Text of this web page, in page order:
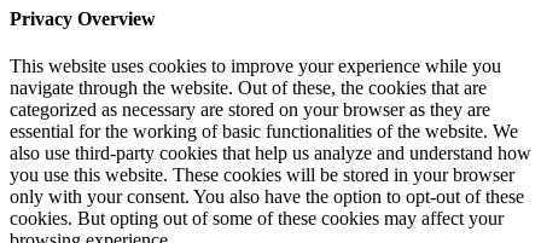
Privacy Overview
This website uses cookies to improve your experience while you
navigate through the website. Out of these, the cookies that are
categorized as necessary are stored on your browser as they are
essential for the working of basic functionalities of the website. We
also use third-party cookies that help us analyze and understand how
you use this website. These cookies will be stored in your browser
only with your consent. You also have the option to opt-out of these
cookies. But opting out of some of these cookies may affect your